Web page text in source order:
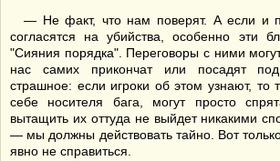
— Не факт, что нам поверят. А если и
согласятся на убийства, особенно эти
"Сияния порядка". Переговоры с ними
нас самих прикончат или посадят
страшное: если игроки об этом узнают, то
себе носителя бага, могут просто
вытащить их оттуда не выйдет никакими
— мы должны действовать тайно. Вот
явно не справиться.